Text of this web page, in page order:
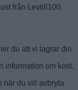
från Levtill100.
du att vi lagrar din
information om kost,
när du vill avbryta